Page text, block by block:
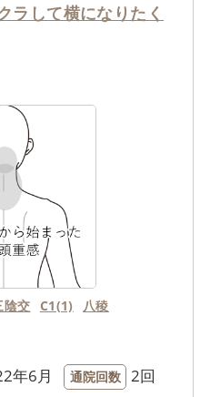
ラして横になりたく
陰交 C1(1) 八稜
年6月 通院回数 2回